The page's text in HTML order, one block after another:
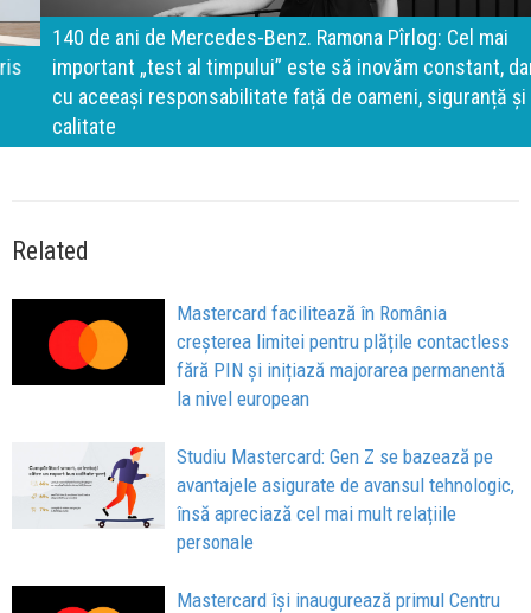
140 de ani de Mercedes-Benz. Ramona Pîrlog: Cel mai
important „test al timpului” este să inovăm constant, dar
cu aceeași responsabilitate față de oameni, siguranță și
calitate
Related
Mastercard facilitează în România
creșterea limitei pentru plățile contactless
fără PIN și inițiază majorarea permanentă
la nivel european
Studiu Mastercard: Gen Z se bazează pe
avantajele asigurate de avansul tehnologic,
însă apreciază cel mai mult relațiile
personale
Mastercard își inaugurează primul Centru